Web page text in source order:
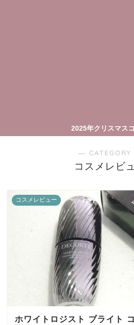
2025年クリスマス
―
コスメレビ
コスメレビュー
ホワイトロジスト ブライト